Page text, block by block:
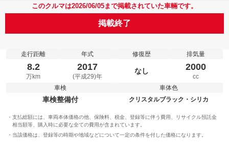
このクルマは2026/06/05まで掲載されていた車輛です。
掲載終了
走行距離
8.2
万km
年式
2017
(平成29)年
修復歴
なし
排気量
2000
cc
車検
車検整備付
車体色
クリスタルブラック・シリカ
支払総額には、車両本体価格の他、保険料、税金、登録等に伴う費用、リサイクル預託金
相当額等、購入時に必要な全ての費用が含まれています。
当該価格は、登録等の時期や地域などについて一定の条件を付した価格になります。